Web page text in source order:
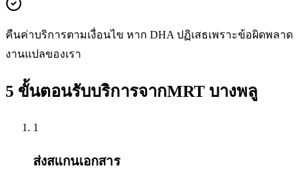
คืนค่าบริการตามเงื่อนไข หาก DHA ปฏิเสธเพราะข้อผิดพลาด
งานแปลของเรา
5 ขั้นตอนรับบริการจากMRT บางพลู
1
ส่งสแกนเอกสาร